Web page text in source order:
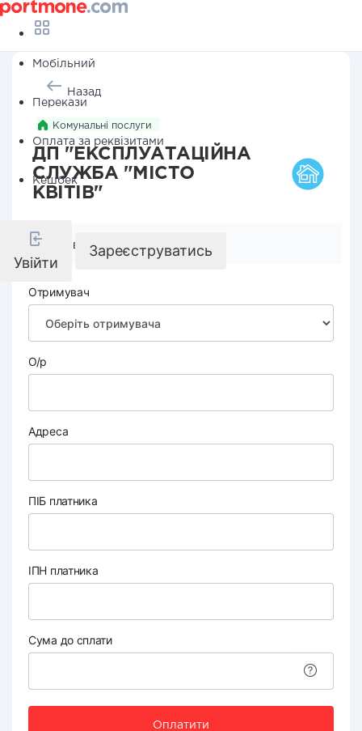
Мобільний
Перекази
Оплата за реквізитами
Кешбек
Увійти
Зареєструватись
Назад
Комунальні послуги
ДП "ЕКСПЛУАТАЦІЙНА
СЛУЖБА "МІСТО
КВІТІВ"
Реквізити компанії
Отримувач
О/р
Адреса
ПІБ платника
ІПН платника
Сума до сплати
Оплатити